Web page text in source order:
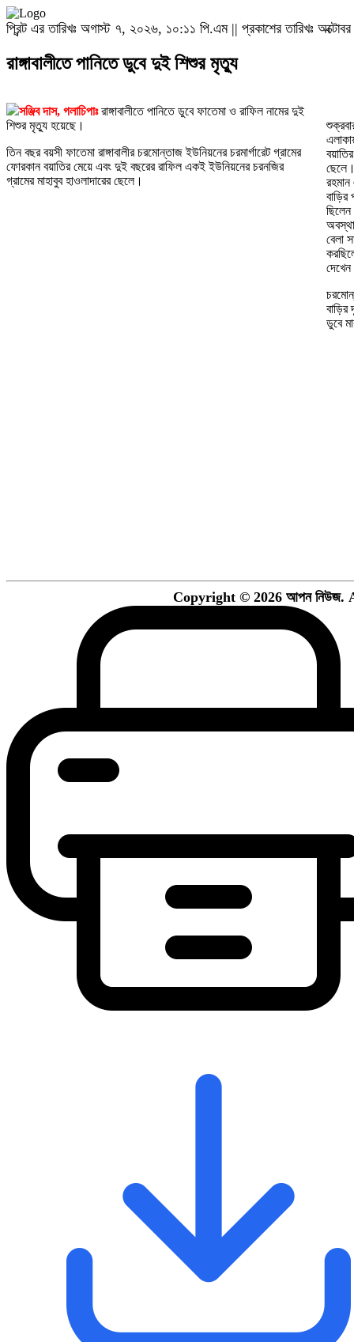
প্রিন্ট এর তারিখঃ অগাস্ট ৭, ২০২৬, ১০:১১ পি.এম || প্রকাশের তারিখঃ
রাঙ্গাবালীতে পানিতে ডুবে দুই শিশুর মৃত্যু
সঞ্জিব দাস, গলাচিপাঃরাঙ্গাবালীতে পানিতে ডুবে ফাতেমা ও রাফিল নামের দুই
শিশুর মৃত্যু হয়েছে।
তিন বছর বয়সী ফাতেমা রাঙ্গাবালীর চরমোন্তাজ ইউনিয়নের চরমার্গারেট গ্রামের
ফোরকান বয়াতির মেয়ে এবং দুই বছরের রাফিল একই ইউনিয়নের চরনজির
গ্রামের মাহাবুব হাওলাদারের ছেলে।
বাড়ির
বেলা
ডুবে
Copyright © 2026 আপন নিউজ.